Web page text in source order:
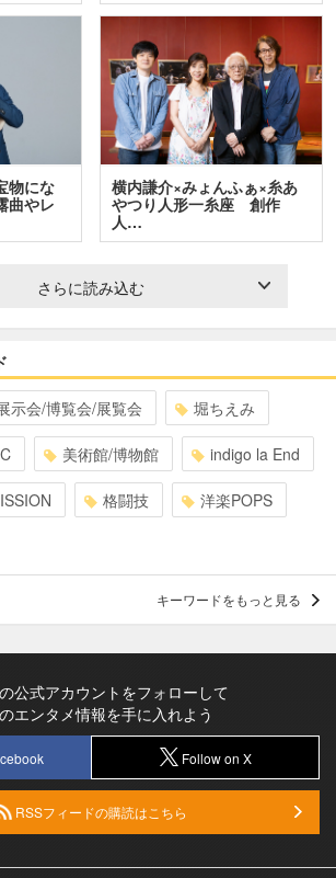
物にな
曲やレ
横内謙介×みょんふぁ×糸あ
やつり人形一糸座 創作
人…
さらに読み込む
示会/博覧会/展覧会 堀ちえみ
美術館/博物館 indigo la End
格闘技 洋楽POPS
キーワードをもっと見る
公式アカウントをフォローして
エンタメ情報を手に入れよう
Follow on X
RSSフィードの購読はこちら